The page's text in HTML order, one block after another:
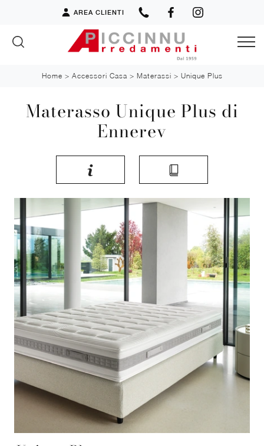
AREA CLIENTI
Home > Accessori Casa > Materassi > Unique Plus
Materasso Unique Plus di
Ennerev